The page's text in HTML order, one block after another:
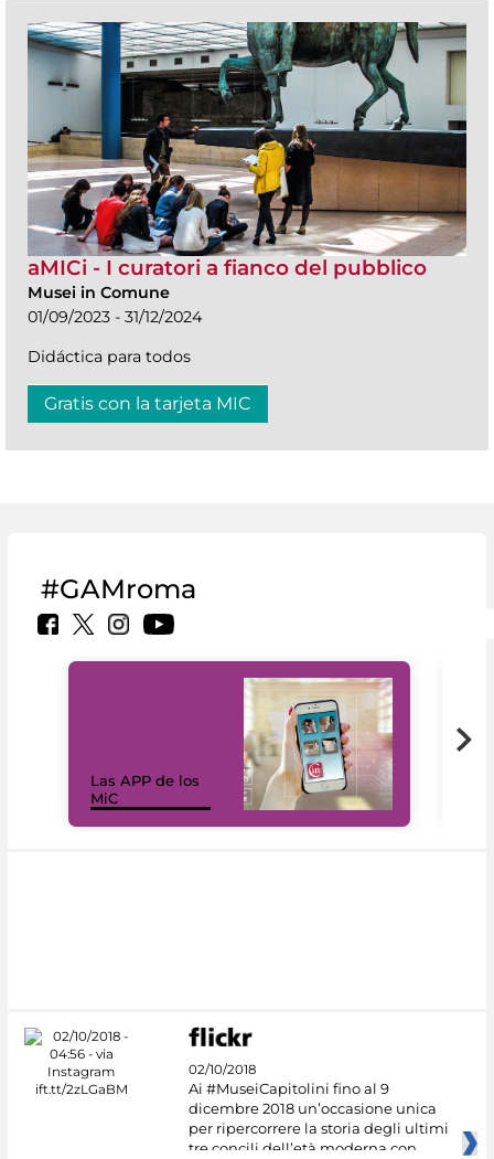
aMICi - I curatori a fianco del pubblico
Musei in Comune
01/09/2023 - 31/12/2024
Didáctica para todos
Gratis con la tarjeta MIC
#GAMroma
Las APP de los
MiC
02/10/2018
Ai #MuseiCapitolini fino al 9
dicembre 2018 un’occasione unica
per ripercorrere la storia degli ultimi
tre concili dell’età moderna con